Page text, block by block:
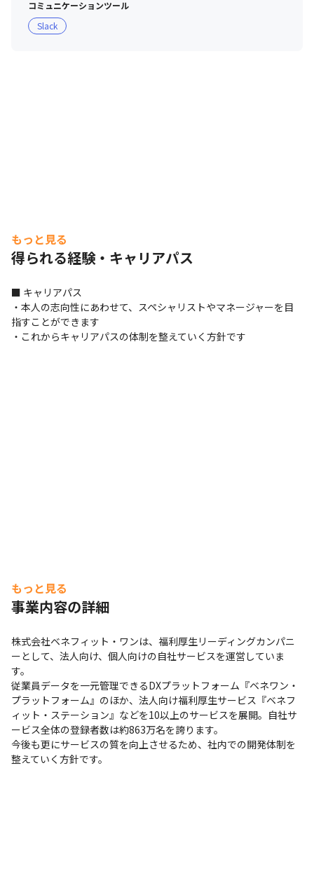
コミュニケーションツール
Slack
もっと見る
得られる経験・キャリアパス
■ キャリアパス
・本人の志向性にあわせて、スペシャリストやマネージャーを目
指すことができます
・これからキャリアパスの体制を整えていく方針です
もっと見る
事業内容の詳細
株式会社ベネフィット・ワンは、福利厚生リーディングカンパニ
ーとして、法人向け、個人向けの自社サービスを運営していま
す。
従業員データを一元管理できるDXプラットフォーム『ベネワン・
プラットフォーム』のほか、法人向け福利厚生サービス『ベネフ
ィット・ステーション』などを10以上のサービスを展開。自社サ
ービス全体の登録者数は約863万名を誇ります。
今後も更にサービスの質を向上させるため、社内での開発体制を
整えていく方針です。